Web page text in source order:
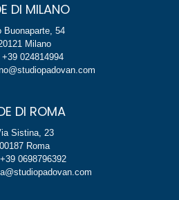
DI MILANO
Buonaparte, 54
Milano
+39 024814994
DI ROMA
Sistina, 23
00187 Roma
0698796392